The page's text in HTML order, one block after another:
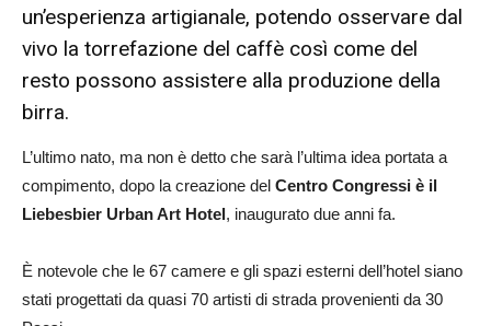
un’esperienza artigianale, potendo osservare dal
vivo la torrefazione del caffè così come del
resto possono assistere alla produzione della
birra.
L’ultimo nato, ma non è detto che sarà l’ultima idea portata a
compimento, dopo la creazione del Centro Congressi è il
Liebesbier Urban Art Hotel , inaugurato due anni fa.
È notevole che le 67 camere e gli spazi esterni dell’hotel siano
stati progettati da quasi 70 artisti di strada provenienti da 30